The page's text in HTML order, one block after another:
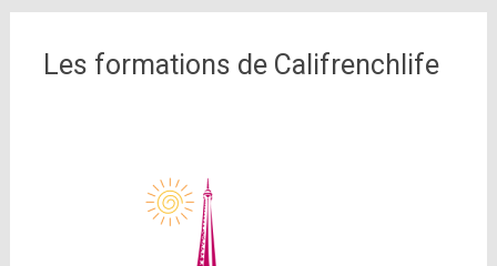
Les formations de Califrenchlife